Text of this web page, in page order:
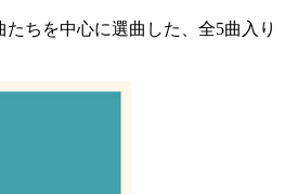
ちを中心に選曲した、全5曲入り